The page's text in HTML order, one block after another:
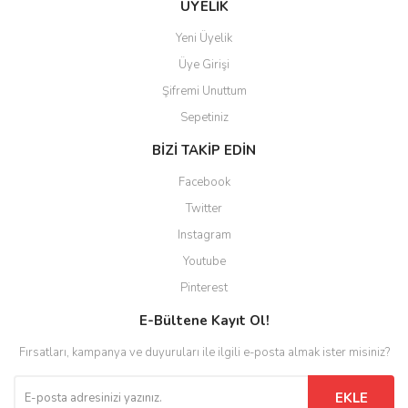
ÜYELİK
Yeni Üyelik
Üye Girişi
Şifremi Unuttum
Sepetiniz
BİZİ TAKİP EDİN
Facebook
Twitter
Instagram
Youtube
Pinterest
E-Bültene Kayıt Ol!
Fırsatları, kampanya ve duyuruları ile ilgili e-posta almak ister misiniz?
EKLE